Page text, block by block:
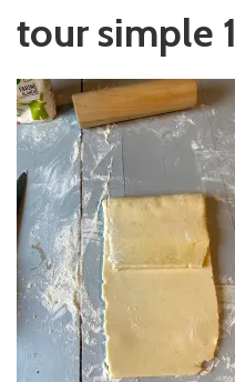
tour simple 1